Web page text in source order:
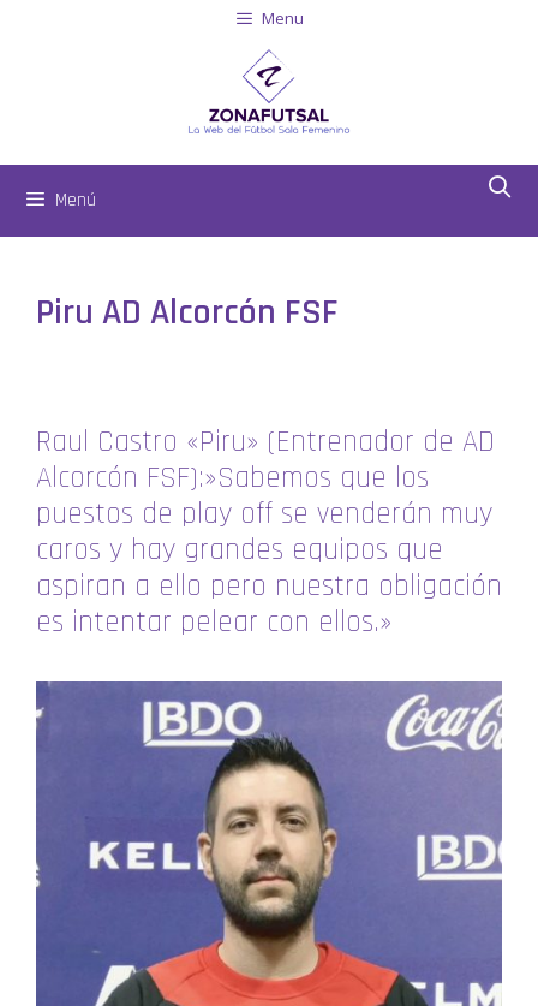
Menu
Menú
Piru AD Alcorcón FSF
Raul Castro «Piru» (Entrenador de AD
Alcorcón FSF):»Sabemos que los
puestos de play off se venderán muy
caros y hay grandes equipos que
aspiran a ello pero nuestra obligación
es intentar pelear con ellos.»